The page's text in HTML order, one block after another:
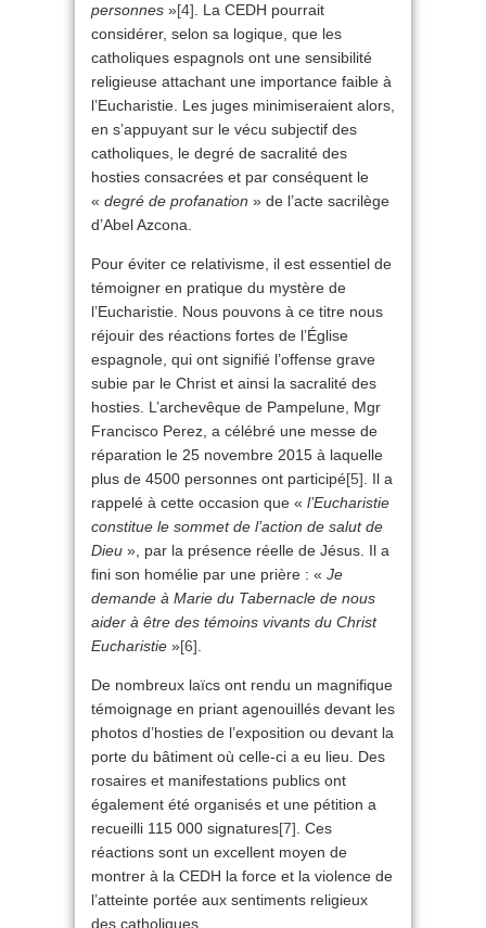
personnes »[4] . La CEDH pourrait
considérer, selon sa logique, que les
catholiques espagnols ont une sensibilité
religieuse attachant une importance faible à
l’Eucharistie. Les juges minimiseraient alors,
en s’appuyant sur le vécu subjectif des
catholiques, le degré de sacralité des
hosties consacrées et par conséquent le
« degré de profanation » de l’acte sacrilège
d’Abel Azcona.
Pour éviter ce relativisme, il est essentiel de
témoigner en pratique du mystère de
l’Eucharistie. Nous pouvons à ce titre nous
réjouir des réactions fortes de l’Église
espagnole, qui ont signifié l’offense grave
subie par le Christ et ainsi la sacralité des
hosties. L’archevêque de Pampelune, Mgr
Francisco Perez, a célébré une messe de
réparation le 25 novembre 2015 à laquelle
plus de 4500 personnes ont participé[5] . Il a
rappelé à cette occasion que « l’Eucharistie
constitue le sommet de l’action de salut de
Dieu », par la présence réelle de Jésus. Il a
fini son homélie par une prière : « Je
demande à Marie du Tabernacle de nous
aider à être des témoins vivants du Christ
Eucharistie »[6]
De nombreux laïcs ont rendu un magnifique
témoignage en priant agenouillés devant les
photos d’hosties de l’exposition ou devant la
porte du bâtiment où celle-ci a eu lieu. Des
rosaires et manifestations publics ont
également été organisés et une pétition a
recueilli 115 000 signatures[7] . Ces
réactions sont un excellent moyen de
montrer à la CEDH la force et la violence de
l’atteinte portée aux sentiments religieux
des catholiques.